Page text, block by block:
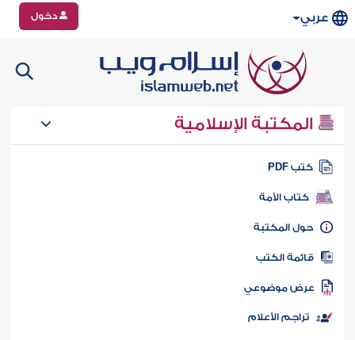
عربي دخول
المكتبة الإسلامية
كتب PDF
كتاب الأمة
المكتبة
الكتب
موضوعي